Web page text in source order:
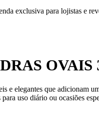
exclusiva para lojistas e
e elegantes que adicionam
uso diário ou ocasiões